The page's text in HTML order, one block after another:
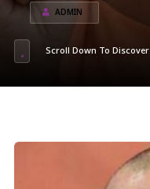
ADMIN
Scroll Down To Discover